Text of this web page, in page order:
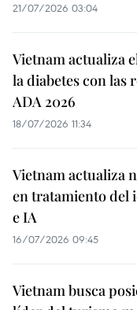
21/07/2026 03:04
Vietnam actualiza
la diabetes con las
ADA 2026
18/07/2026 11:34
Vietnam actualiza
en tratamiento del
e IA
16/07/2026 09:45
Vietnam busca